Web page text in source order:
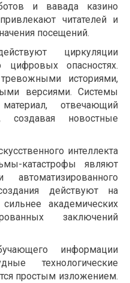
и вавада казино
читателей и
посещений.
циркуляции
опасностях.
историями,
версиями. Системы
отвечающий
создавая новостные
интеллекта
катастрофы являют
автоматизированного
действуют на
академических
заключений
информации
технологические
простым изложением.